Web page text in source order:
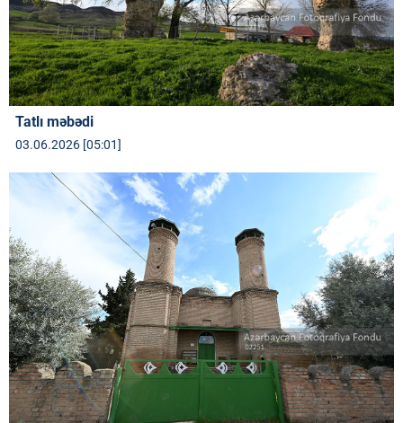
Tatlı məbədi
03.06.2026 [05:01]